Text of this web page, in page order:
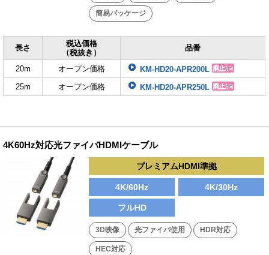
簡易パッケージ
長さ
税込価格
（税抜き）
品番
20m オープン価格
KM-HD20-APR200L
25m
オープン価格 KM-HD20-APR250L
4K60Hz対応光ファイバHDMIケーブル
プレミアムHDMI準拠
4K/60Hz 4K/30Hz
フルHD
3D映像 光ファイバ使用 HDR対応
HEC対応